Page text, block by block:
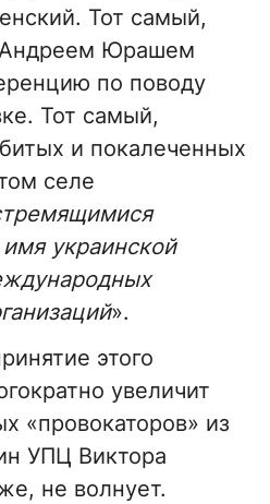
Тот самый,
Андреем Юрашем
по поводу
Тот самый,
и покалеченных
селе
украинской
».
этого
увеличит
«провокаторов» из
УПЦ Виктора
не волнует.